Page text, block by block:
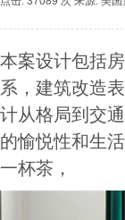
本案设计包括
系，建筑改造
计从格局到交
的愉悦性和生
一杯茶，